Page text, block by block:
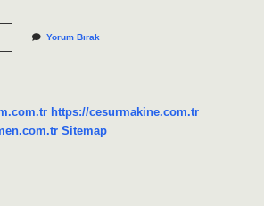
Yorum Bırak
https://cesurmakine.com.tr
Sitemap